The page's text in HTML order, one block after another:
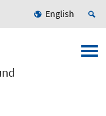
English